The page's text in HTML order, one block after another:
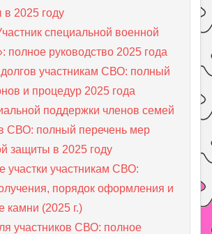
2025 году
специальной военной
полное руководство 2025 года
участникам СВО: полный
и процедур 2025 года
поддержки членов семей
СВО: полный перечень мер
защиты в 2025 году
участки участникам СВО:
порядок оформления и
камни (2025 г.)
участников СВО: полное